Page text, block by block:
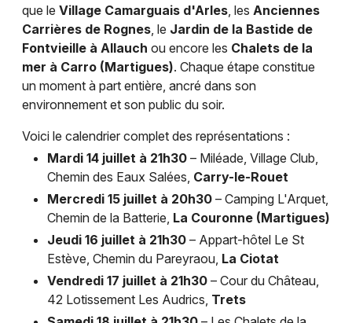
que le Village Camarguais d'Arles, les Anciennes
Carrières de Rognes, le Jardin de la Bastide de
Fontvieille à Allauch ou encore les Chalets de la
mer à Carro (Martigues). Chaque étape constitue
un moment à part entière, ancré dans son
environnement et son public du soir.
Voici le calendrier complet des représentations :
Mardi 14 juillet à 21h30 – Miléade, Village Club,
Chemin des Eaux Salées, Carry-le-Rouet
Mercredi 15 juillet à 20h30 – Camping L'Arquet,
Chemin de la Batterie, La Couronne (Martigues)
Jeudi 16 juillet à 21h30 – Appart-hôtel Le St
Estève, Chemin du Pareyraou, La Ciotat
Vendredi 17 juillet à 21h30 – Cour du Château,
42 Lotissement Les Audrics, Trets